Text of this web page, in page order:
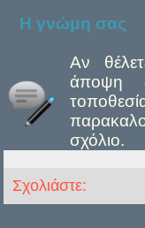
Η γνώμη σας
Αν
άποψη
σχόλιο.
Σχολιάστε: